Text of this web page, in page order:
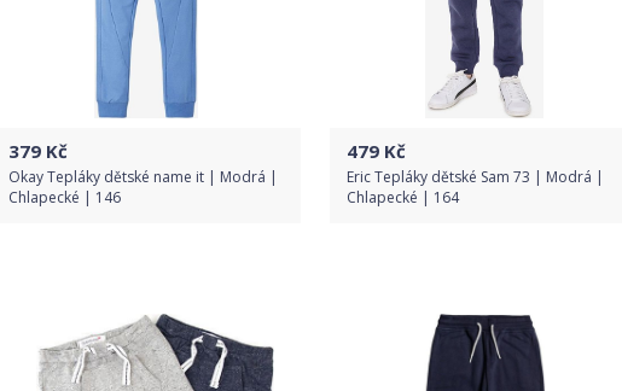
379 Kč
Okay Tepláky dětské name it | Modrá |
Chlapecké | 146
Detail produktu
479 Kč
Eric Tepláky dětské Sam 73 | Modrá |
Chlapecké | 164
Detail produktu